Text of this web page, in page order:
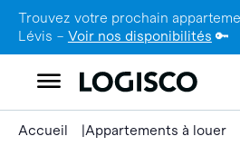
Trouvez votre prochain
Lévis – Voir nos disponibilités 🔑
Accueil Appartements à louer